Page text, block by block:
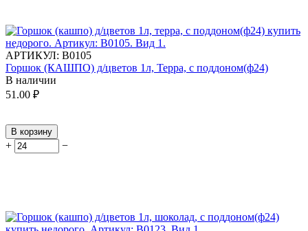
АРТИКУЛ: В0105
Горшок (КАШПО) д/цветов 1л, Терра, с поддоном(ф24)
В наличии
51.00 ₽
В корзину
+ −